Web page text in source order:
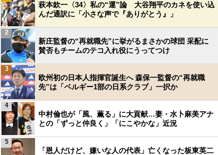
萩本欽一〈34〉私の“運”論 大谷翔平のカネを使い込
んだ通訳に「小さな声で『ありがとう』」
新庄監督の“再就職先”に挙がるまさかの球団 采配に
賛否もチームのテコ入れ役にうってつけ
2
欧州初の日本人指揮官誕生へ 森保一監督の“再就職
先”は「ベルギー1部の日系クラブ」一択か
3
中村倫也が「風、薫る」に大貢献…妻・水卜麻美アナ
との「ずっと仲良く」「にこやかな」近況
4
「恩人だけど、嫌いな人の代表」亡くなった板東英二
5